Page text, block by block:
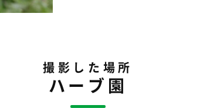
撮影した場所
ハーブ園